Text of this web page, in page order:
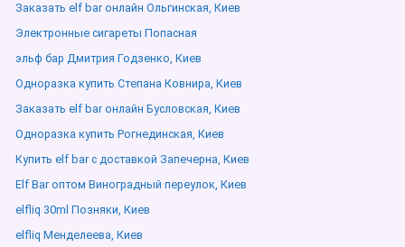
Заказать elf bar онлайн Ольгинская, Киев
Электронные сигареты Попасная
эльф бар Дмитрия Годзенко, Киев
Одноразка купить Степана Ковнира, Киев
Заказать elf bar онлайн Бусловская, Киев
Одноразка купить Рогнединская, Киев
Купить elf bar с доставкой Запечерна, Киев
Elf Bar оптом Виноградный переулок, Киев
elfliq 30ml Позняки, Киев
elfliq Менделеева, Киев